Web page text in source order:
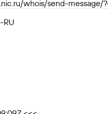
whois/send-message/
RU